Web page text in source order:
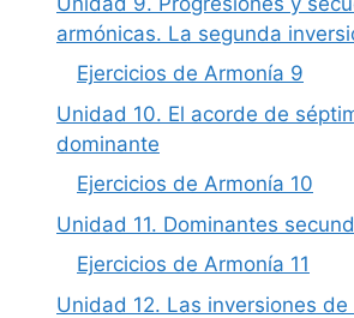
armónicas. La segunda
Ejercicios de Armonía 9
Unidad 10. El acorde de
dominante
Ejercicios de Armonía 10
Unidad 11. Dominantes
Ejercicios de Armonía 11
Unidad 12. Las inversiones